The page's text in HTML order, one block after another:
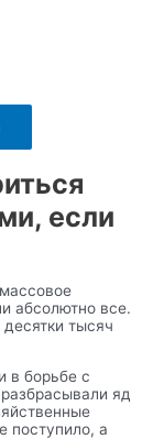
если
абсолютно все.
тысяч
в борьбе с
яд
поступило, а